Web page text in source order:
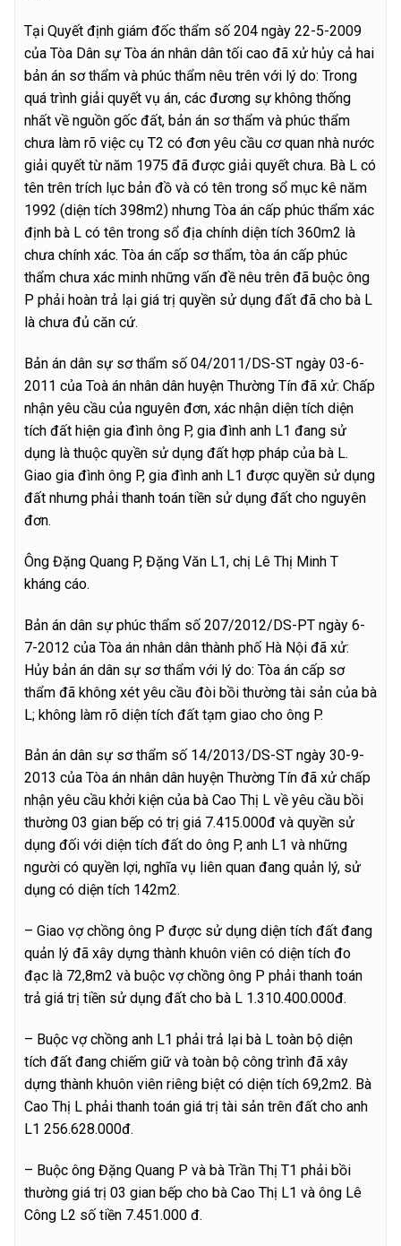
Tại Quyết định giám đốc thẩm số 204 ngày 22-5-2009
của Tòa Dân sự Tòa án nhân dân tối cao đã xử hủy cả hai
bản án sơ thẩm và phúc thẩm nêu trên với lý do: Trong
quá trình giải quyết vụ án, các đương sự không thống
nhất về nguồn gốc đất, bản án sơ thẩm và phúc thẩm
chưa làm rõ việc cụ T2 có đơn yêu cầu cơ quan nhà nước
giải quyết từ năm 1975 đã được giải quyết chưa. Bà L có
tên trên trích lục bản đồ và có tên trong sổ mục kê năm
1992 (diện tích 398m2) nhưng Tòa án cấp phúc thẩm xác
định bà L có tên trong sổ địa chính diện tích 360m2 là
chưa chính xác. Tòa án cấp sơ thẩm, tòa án cấp phúc
thẩm chưa xác minh những vấn đề nêu trên đã buộc ông
P phải hoàn trả lại giá trị quyền sử dụng đất đã cho bà L
là chưa đủ căn cứ.
Bản án dân sự sơ thẩm số 04/2011/DS-ST ngày 03-6-
2011 của Toà án nhân dân huyện Thường Tín đã xử: Chấp
nhận yêu cầu của nguyên đơn, xác nhận diện tích diện
tích đất hiện gia đình ông P, gia đình anh L1 đang sử
dụng là thuộc quyền sử dụng đất hợp pháp của bà L.
Giao gia đình ông P, gia đình anh L1 được quyền sử dụng
đất nhưng phải thanh toán tiền sử dụng đất cho nguyên
đơn.
Ông Đặng Quang P, Đặng Văn L1, chị Lê Thị Minh T
kháng cáo.
Bản án dân sự phúc thẩm số 207/2012/DS-PT ngày 6-
7-2012 của Tòa án nhân dân thành phố Hà Nội đã xử:
Hủy bản án dân sự sơ thẩm với lý do: Tòa án cấp sơ
thẩm đã không xét yêu cầu đòi bồi thường tài sản của bà
L; không làm rõ diện tích đất tạm giao cho ông P.
Bản án dân sự sơ thẩm số 14/2013/DS-ST ngày 30-9-
2013 của Tòa án nhân dân huyện Thường Tín đã xử chấp
nhận yêu cầu khởi kiện của bà Cao Thị L về yêu cầu bồi
thường 03 gian bếp có trị giá 7.415.000đ và quyền sử
dụng đối với diện tích đất do ông P, anh L1 và những
người có quyền lợi, nghĩa vụ liên quan đang quản lý, sử
dụng có diện tích 142m2.
– Giao vợ chồng ông P được sử dụng diện tích đất đang
quản lý đã xây dựng thành khuôn viên có diện tích đo
đạc là 72,8m2 và buộc vợ chồng ông P phải thanh toán
trả giá trị tiền sử dụng đất cho bà L 1.310.400.000đ.
– Buộc vợ chồng anh L1 phải trả lại bà L toàn bộ diện
tích đất đang chiếm giữ và toàn bộ công trình đã xây
dựng thành khuôn viên riêng biệt có diện tích 69,2m2. Bà
Cao Thị L phải thanh toán giá trị tài sản trên đất cho anh
L1 256.628.000đ.
– Buộc ông Đặng Quang P và bà Trần Thị T1 phải bồi
thường giá trị 03 gian bếp cho bà Cao Thị L1 và ông Lê
Công L2 số tiền 7.451.000 đ.